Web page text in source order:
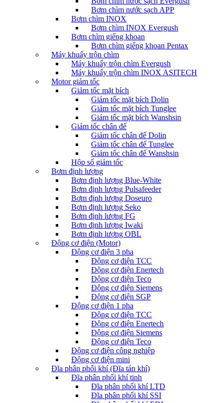
Bơm chìm nước sạch APP
Bơm chìm INOX
Bơm chìm INOX Evergush
Bơm chìm giếng khoan
Bơm chìm giếng khoan Pentax
Máy khuấy trộn chìm
Máy khuấy trộn chìm Evergush
Máy khuấy trộn chìm INOX ASITECH
Motor giảm tốc
Giảm tốc mặt bích
Giảm tốc mặt bích Dolin
Giảm tốc mặt bích Tunglee
Giảm tốc mặt bích Wanshsin
Giảm tốc chân đế
Giảm tốc chân đế Dolin
Giảm tốc chân đế Tunglee
Giảm tốc chân đế Wanshsin
Hộp số giảm tốc
Bơm định lượng
Bơm định lượng Blue-White
Bơm định lượng Pulsafeeder
Bơm định lượng Doseuro
Bơm định lượng Seko
Bơm định lượng FG
Bơm định lượng Iwaki
Bơm định lượng OBL
Động cơ điện (Motor)
Động cơ điện 3 pha
Động cơ điện TCC
Động cơ điện Enertech
Động cơ điện Teco
Động cơ điện Siemens
Động cơ điện SGP
Động cơ điện 1 pha
Động cơ điện TCC
Động cơ điện Enertech
Động cơ điện Siemens
Động cơ điện Teco
Động cơ điện công nghiệp
Động cơ điện mini
Đĩa phân phối khí (Đĩa tán khí)
Đĩa phân phối khí tinh
Đĩa phân phối khí LTD
Đĩa phân phối khí SSI